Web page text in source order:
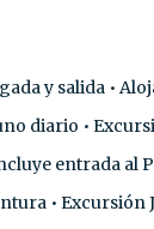
y salida •
diario •
entrada al
•